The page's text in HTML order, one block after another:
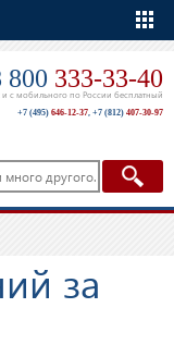
800 333-33-40
и с мобильного по России бесплатный
+7 (495) 646-12-37, +7 (812) 407-30-97
за